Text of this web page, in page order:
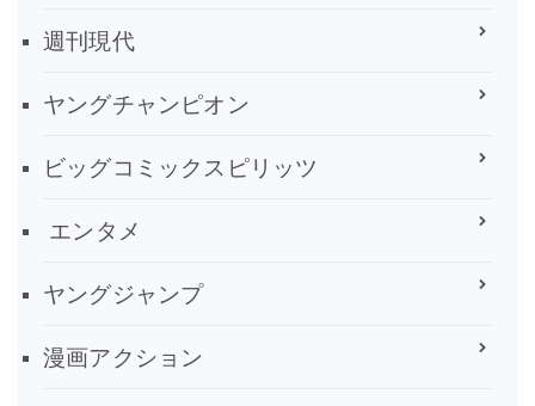
週刊現代
ヤングチャンピオン
ビッグコミックスピリッツ
エンタメ
ヤングジャンプ
漫画アクション